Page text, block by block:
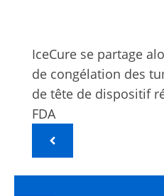
IceCure se partage
de congélation des
de tête de dispositif
FDA